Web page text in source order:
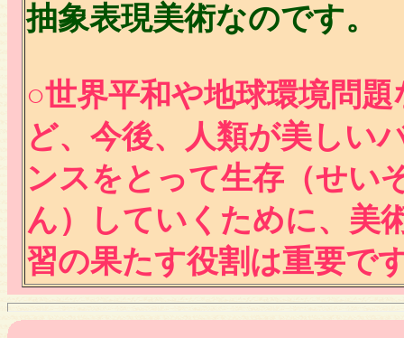
抽象表現美術なのです。
○世界平和や地球環境問題
ど、今後、人類が美しい
ンスをとって生存（せい
ん）していくために、美
習の果たす役割は重要で